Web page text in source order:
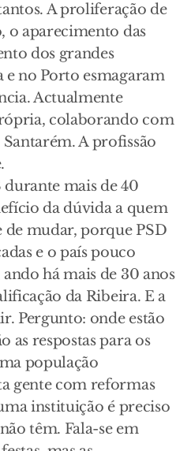
A proliferação de
o aparecimento das
dos grandes
no Porto esmagaram
Actualmente
colaborando com
A profissão
mais de 40
da dúvida a quem
de mudar, porque PSD
e o país pouco
há mais de 30 anos
da Ribeira. E a
Pergunto: onde estão
as respostas para os
população
gente com reformas
instituição é preciso
têm. Fala-se em